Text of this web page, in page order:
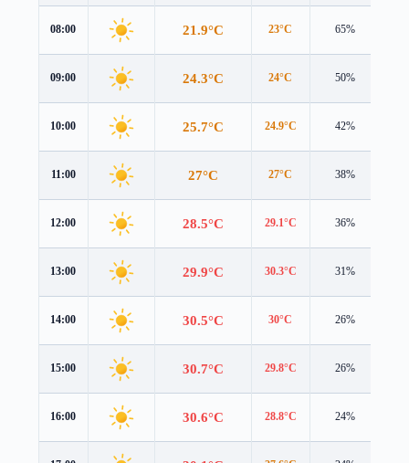
08:00 21.9°C 23°C 65%
09:00 24.3°C 24°C 50%
10:00 25.7°C 24.9°C 42%
11:00 27°C 27°C 38%
12:00 28.5°C 29.1°C 36%
13:00 29.9°C 30.3°C 31%
14:00 30.5°C 30°C 26%
15:00 30.7°C 29.8°C 26%
16:00 30.6°C 28.8°C 24%